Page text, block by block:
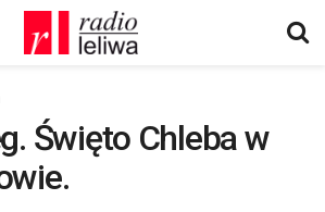
Święto Chleba w